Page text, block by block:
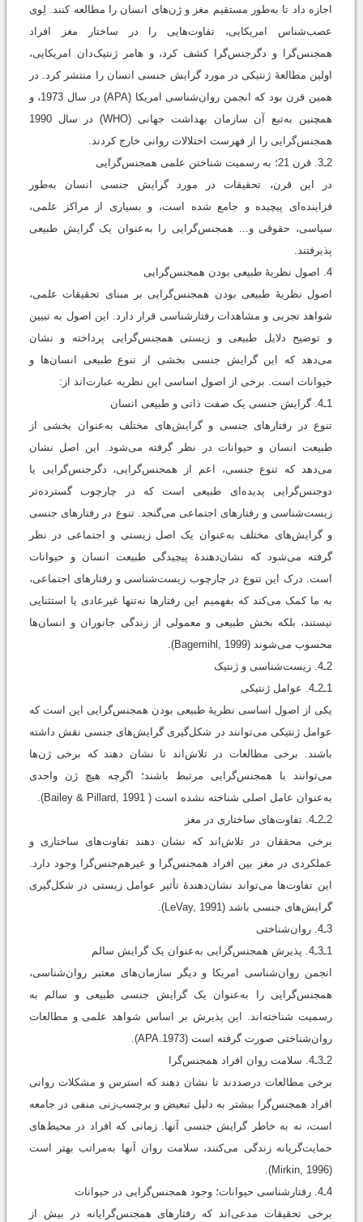
اجازه داد تا به‌طور مستقیم مغز و ژن‌های انسان را مطالعه کنند. لِوی
عصب‌شناس امریکایی، تفاوت‌هایی را در ساختار مغز افراد
همجنس‌گرا و دگرجنس‌گرا کشف کرد، و هامر ژنتیک‌دان امریکایی،
اولین مطالعۀ ژنتیکی در مورد گرایش جنسی انسان را منتشر کرد. در
همین قرن بود که انجمن روان‌شناسی امریکا (APA) در سال 1973، و
همچنین به‌تبع آن سازمان بهداشت جهانی (WHO) در سال 1990
همجنس‌گرایی را از فهرست اختلالات روانی خارج کردند.
2ـ3. قرن 21؛ به ‌رسمیت ‌شناختن علمی همجنس‌گرایی
در این قرن، تحقیقات در مورد گرایش جنسی انسان به‌طور
فزاینده‌ای پیچیده و جامع شده است، و بسیاری از مراکز علمی،
سیاسی، حقوقی و... همجنس‌گرایی را به‌عنوان یک گرایش طبیعی
پذیرفتند.
4. اصول نظریۀ طبیعی بودن همجنس‌گرایی
اصول نظریۀ طبیعی بودن همجنس‌گرایی بر مبنای تحقیقات علمی،
شواهد تجربی و مشاهدات رفتارشناسی قرار دارد. این اصول به تبیین
و توضیح دلایل طبیعی و زیستی همجنس‌گرایی پرداخته و نشان
می‌دهد که این گرایش جنسی بخشی از تنوع طبیعی انسان‌ها و
حیوانات است. برخی از اصول اساسی این نظریه عبارت‌اند از:
1ـ4. گرایش جنسی یک صفت ذاتی و طبیعی انسان
تنوع در رفتارهای جنسی و گرایش‌های مختلف به‌عنوان بخشی از
طبیعت انسان و حیوانات در نظر گرفته می‌شود. این اصل نشان
می‌دهد که تنوع جنسی، اعم از همجنس‌گرایی، دگرجنس‌گرایی یا
دوجنس‌گرایی پدیده‌ای طبیعی است که در چارچوب گسترده‌تر
زیست‌شناسی و رفتارهای اجتماعی می‌گنجد. تنوع در رفتارهای جنسی
و گرایش‌های مختلف به‌عنوان یک اصل زیستی و اجتماعی در نظر
گرفته می‌شود که نشان‌دهندۀ پیچیدگی طبیعت انسان و حیوانات
است. درک این تنوع در چارچوب زیست‌شناسی و رفتارهای اجتماعی،
به ما کمک می‌کند که بفهمیم این رفتارها نه‌تنها غیرعادی یا استثنایی
نیستند، بلکه بخش طبیعی و معمولی از زندگی جانوران و انسان‌ها
محسوب می‌شوند (Bagemihl, 1999).
2ـ4. زیست‌شناسی و ژنتیک
1ـ2ـ4. عوامل ژنتیکی
یکی از اصول اساسی نظریۀ طبیعی بودن همجنس‌گرایی این است که
عوامل ژنتیکی می‌توانند در شکل‌گیری گرایش‌های جنسی نقش داشته
باشند. برخی مطالعات در تلاش‌اند تا نشان دهند که برخی ژن‌ها
می‌توانند با همجنس‌گرایی مرتبط باشند؛ اگرچه هیچ ژن واحدی
به‌عنوان عامل اصلی شناخته نشده است ( Bailey & Pillard, 1991).
2ـ2ـ4. تفاوت‌های ساختاری در مغز
برخی محققان در تلاش‌اند که نشان دهند تفاوت‌های ساختاری و
عملکردی در مغز بین افراد همجنس‌گرا و غیرهم‌جنس‌گرا وجود دارد.
این تفاوت‌ها می‌تواند نشان‌دهندۀ تأثیر عوامل زیستی در شکل‌گیری
گرایش‌های جنسی باشد (LeVay, 1991).
3ـ4. روان‌شناختی
1ـ3ـ4. پذیرش همجنس‌گرایی به‌عنوان یک گرایش سالم
انجمن روان‌شناسی امریکا و دیگر سازمان‌های معتبر روان‌شناسی،
همجنس‌گرایی را به‌عنوان یک گرایش جنسی طبیعی و سالم به
رسمیت شناخته‌اند. این پذیرش بر اساس شواهد علمی و مطالعات
روان‌شناختی صورت ‌گرفته است (APA.1973).
2ـ3ـ4. سلامت روان افراد همجنس‌گرا
برخی مطالعات درصددند تا نشان دهند که استرس و مشکلات روانی
افراد همجنس‌گرا بیشتر به دلیل تبعیض و برچسب‌زنی منفی در جامعه
است، نه به‌ خاطر گرایش جنسی آنها. زمانی که افراد در محیط‌های
حمایت‌گریانه زندگی می‌کنند، سلامت روان آنها به‌مراتب بهتر است
(Mirkin, 1996).
4ـ4. رفتارشناسی حیوانات؛ وجود همجنس‌گرایی در حیوانات
برخی تحقیقات مدعی‌اند که رفتارهای همجنس‌گرایانه در بیش از